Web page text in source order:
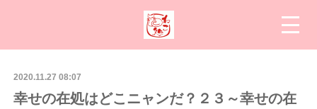
2020.11.27 08:07
幸せの在処はどこニャンだ？２３～幸せの在